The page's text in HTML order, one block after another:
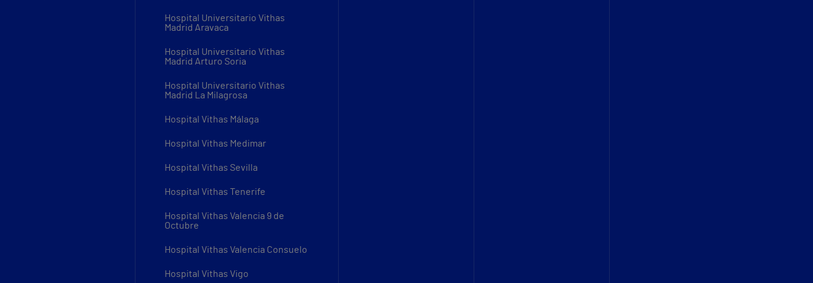
Hospital Universitario Vithas
Madrid Aravaca
Hospital Universitario Vithas
Madrid Arturo Soria
Hospital Universitario Vithas
Madrid La Milagrosa
Hospital Vithas Málaga
Hospital Vithas Medimar
Hospital Vithas Sevilla
Hospital Vithas Tenerife
Hospital Vithas Valencia 9 de
Octubre
Hospital Vithas Valencia Consuelo
Hospital Vithas Vigo